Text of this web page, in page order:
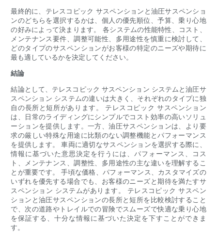
最終的に、テレスコピック サスペンションと油圧サスペンショ
ンのどちらを選択するかは、個人の優先順位、予算、乗り心地
の好みによって決まります。 各システムの性能特性、コスト、
メンテナンス要件、調整可能性、多用途性を慎重に検討して、
どのタイプのサスペンションがお客様の特定のニーズや期待に
最も適しているかを決定してください。
結論
結論として、テレスコピック サスペンション システムと油圧サ
スペンション システムの違いは大きく、それぞれのタイプに独
自の長所と短所があります。 テレスコピック サスペンション
は、日常のライディングにシンプルでコスト効率の高いソリュ
ーションを提供します。一方、油圧サスペンションは、より要
求の厳しい特殊な用途に比類のない調整機能とパフォーマンス
を提供します。 車両に適切なサスペンションを選択する際に、
情報に基づいた意思決定を行うには、パフォーマンス、コス
ト、メンテナンス、調整性、多用途性の主な違いを理解するこ
とが重要です。 手頃な価格、パフォーマンス、カスタマイズの
いずれを優先する場合でも、お客様のニーズと期待を満たすサ
スペンション システムがあります。 テレスコピック サスペン
ションと油圧サスペンションの長所と短所を比較検討すること
で、次の道路やトレイルでの冒険でスムーズで快適な乗り心地
を保証する、十分な情報に基づいた決定を下すことができま
す。